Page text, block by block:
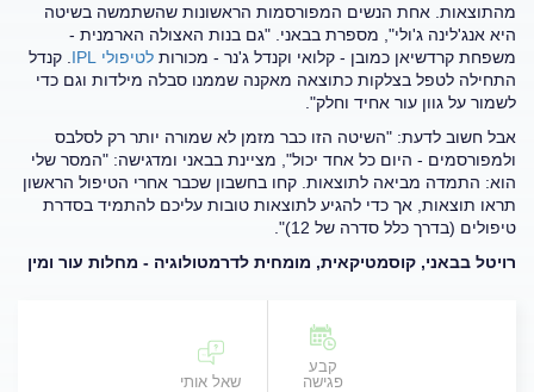
מהתוצאות. אחת הנשים המפורסמות הראשונות שהשתמשה בשיטה
היא אנג'לינה ג'ולי", מספרת בבאני. "גם בנות האצולה הארמנית -
משפחת קרדשיאן כמובן - קלואי וקנדל ג'נר - מכורות לטיפולי IPL
. קנדל
התחילה לטפל בצלקות כתוצאה מאקנה שממנו סבלה מילדות וגם כדי
לשמור על גוון עור אחיד וחלק".
אבל חשוב לדעת: "השיטה הזו כבר מזמן לא שמורה יותר רק לסלבס
ולמפורסמים - היום כל אחד יכול", מציינת בבאני ומדגישה: "המסר שלי
הוא: התמדה מביאה לתוצאות. קחו בחשבון שכבר אחרי הטיפול הראשון
תראו תוצאות, אך כדי להגיע לתוצאות טובות עליכם להתמיד בסדרת
טיפולים (בדרך כלל סדרה של 12)".
רויטל בבאני, קוסמטיקאית, מומחית לדרמטולוגיה - מחלות עור ומין
קבע
פגישה
שאל אותי